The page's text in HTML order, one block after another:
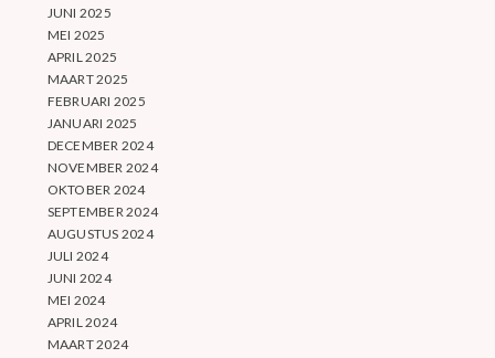
JUNI 2025
MEI 2025
APRIL 2025
MAART 2025
FEBRUARI 2025
JANUARI 2025
DECEMBER 2024
NOVEMBER 2024
OKTOBER 2024
SEPTEMBER 2024
AUGUSTUS 2024
JULI 2024
JUNI 2024
MEI 2024
APRIL 2024
MAART 2024